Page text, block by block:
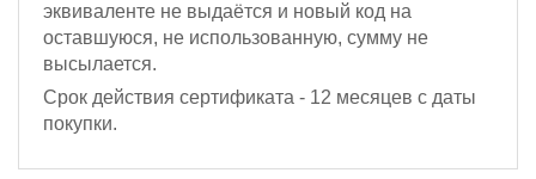
эквиваленте не выдаётся и новый код на
оставшуюся, не использованную, сумму не
высылается.
Срок действия сертификата - 12 месяцев с даты
покупки.